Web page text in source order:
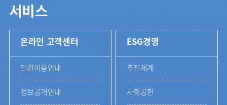
서비스
온라인 고객센터
민원이용안내
정보공개안내
ESG경영
추진체계
사회공헌